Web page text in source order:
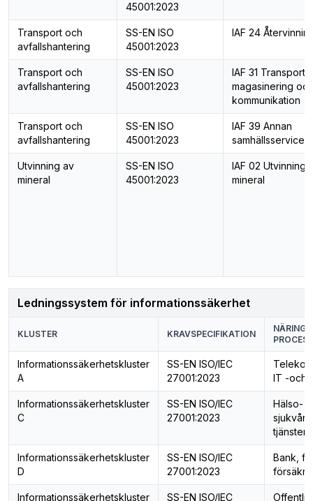
45001:2023
Transport och
avfallshantering
SS-EN ISO
45001:2023
IAF 24
Transport och
avfallshantering
SS-EN ISO
45001:2023
IAF 31 Transport,
magasinering och
kommunikation
Transport och
avfallshantering
SS-EN ISO
45001:2023
IAF 39 Annan
samhällsservice
Utvinning av
mineral
SS-EN ISO
45001:2023
IAF 02 Utvinning
mineral
Ledningssystem för informationssäkerhet
KLUSTER KRAVSPECIFIKATION
Informationssäkerhetskluster
A
SS-EN ISO/IEC
27001:2023
IT -och
Informationssäkerhetskluster
C
SS-EN ISO/IEC
27001:2023
Hälso-
tjänster
Informationssäkerhetskluster
D
SS-EN ISO/IEC
27001:2023
Bank,
Informationssäkerhetskluster SS-EN ISO/IEC